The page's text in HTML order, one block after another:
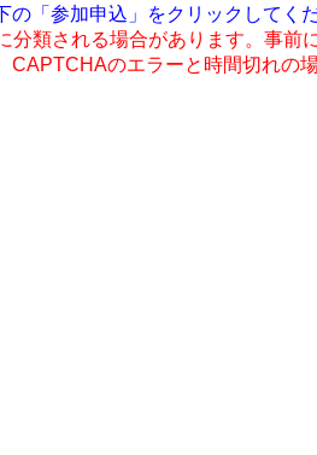
の「参加申込」をクリックしてくだ
分類される場合があります。事前
CAPTCHAのエラーと時間切れの